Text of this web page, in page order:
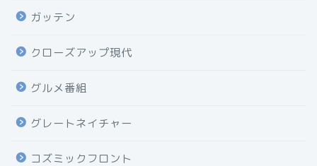
ガッテン
クローズアップ現代
グルメ番組
グレートネイチャー
コズミックフロント